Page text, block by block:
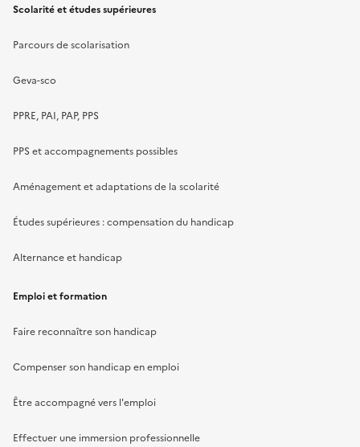
Scolarité et études supérieures
Parcours de scolarisation
Geva-sco
PPRE, PAI, PAP, PPS
PPS et accompagnements possibles
Aménagement et adaptations de la scolarité
Études supérieures : compensation du handicap
Alternance et handicap
Emploi et formation
Faire reconnaître son handicap
Compenser son handicap en emploi
Être accompagné vers l'emploi
Effectuer une immersion professionnelle